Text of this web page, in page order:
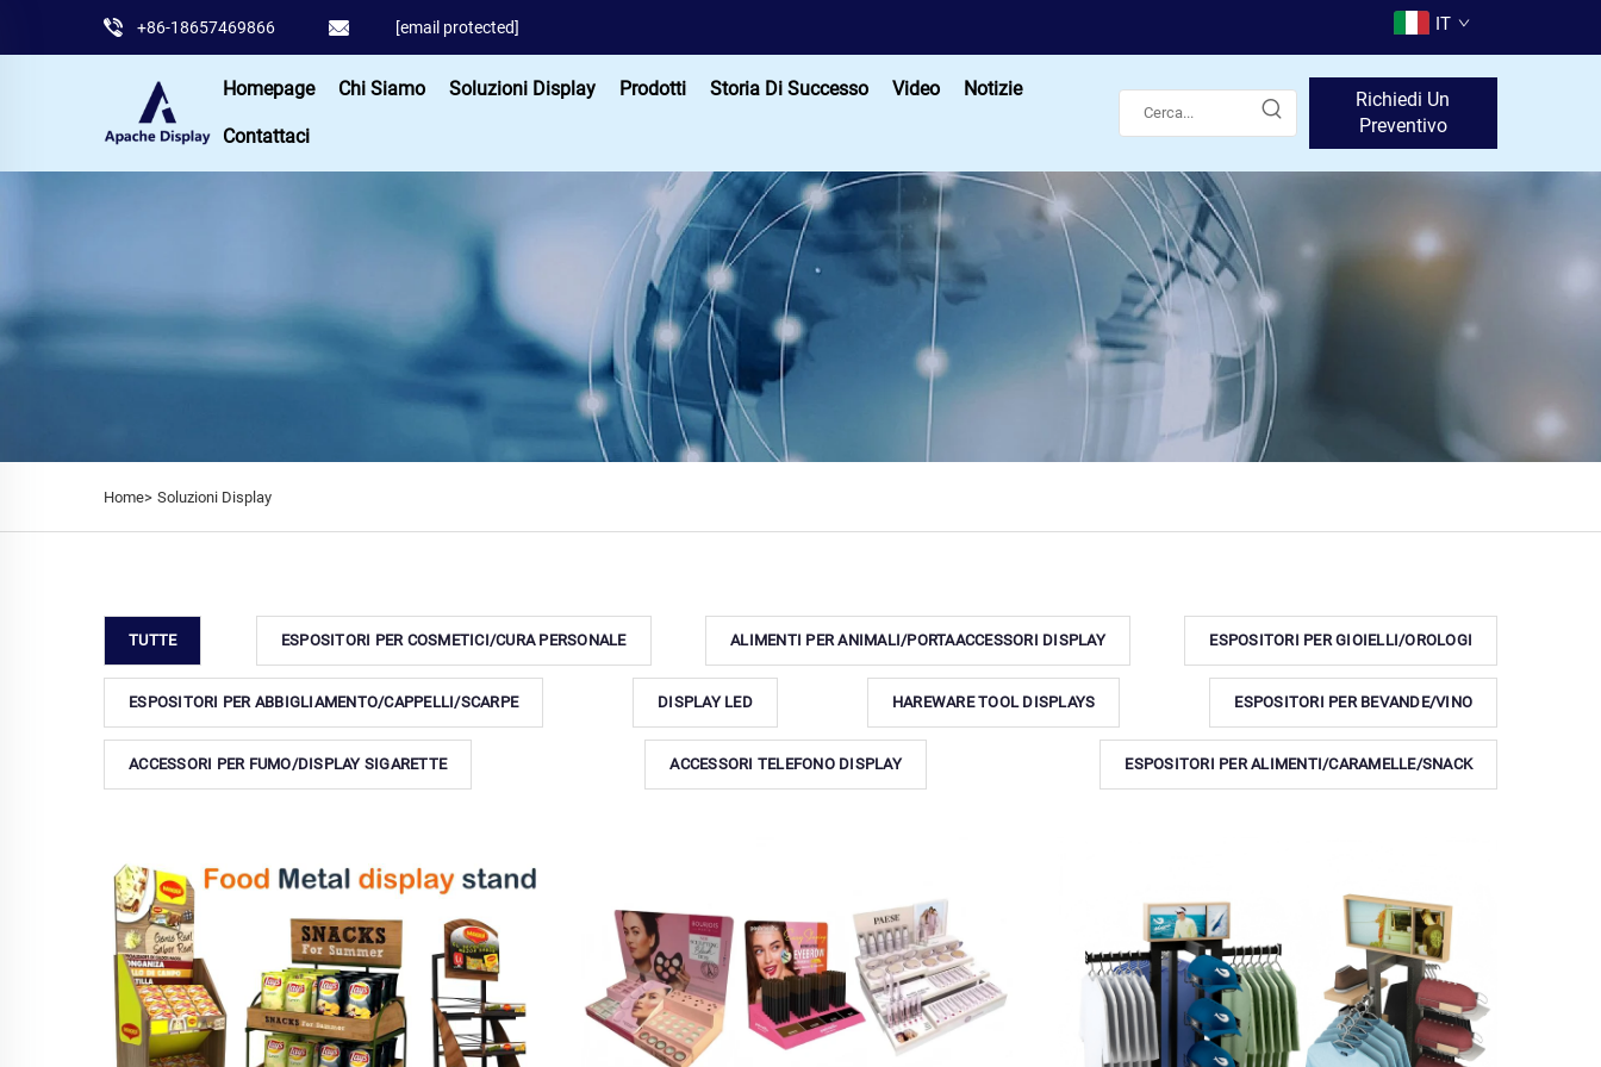
+86-18657469866 [email protected] IT
Homepage Chi Siamo Soluzioni Display Prodotti Storia Di Successo Video Notizie
Contattaci
Richiedi Un
Preventivo
Home> Soluzioni Display
TUTTE ESPOSITORI PER COSMETICI/CURA PERSONALE ALIMENTI PER ANIMALI/PORTAACCESSORI DISPLAY ESPOSITORI PER GIOIELLI/OROLOGI
ESPOSITORI PER ABBIGLIAMENTO/CAPPELLI/SCARPE DISPLAY LED HAREWARE TOOL DISPLAYS ESPOSITORI PER BEVANDE/VINO
ACCESSORI PER FUMO/DISPLAY SIGARETTE ACCESSORI TELEFONO DISPLAY ESPOSITORI PER ALIMENTI/CARAMELLE/SNACK